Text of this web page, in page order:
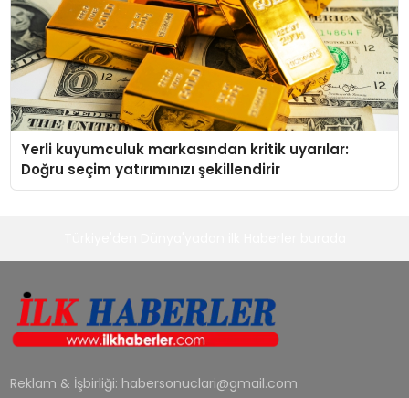
Yerli kuyumculuk markasından kritik uyarılar:
Doğru seçim yatırımınızı şekillendirir
Reklam & İşbirliği: habersonuclari@gmail.com